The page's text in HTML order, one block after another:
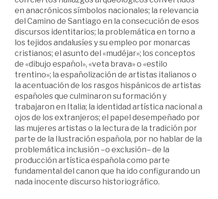
en anacrónicos símbolos nacionales; la relevancia
del Camino de Santiago en la consecución de esos
discursos identitarios; la problemática en torno a
los tejidos andalusíes y su empleo por monarcas
cristianos; el asunto del «mudéjar»; los conceptos
de «dibujo español», «veta brava» o «estilo
trentino»; la españolización de artistas italianos o
la acentuación de los rasgos hispánicos de artistas
españoles que culminaron su formación y
trabajaron en Italia; la identidad artística nacional a
ojos de los extranjeros; el papel desempeñado por
las mujeres artistas o la lectura de la tradición por
parte de la Ilustración española, por no hablar de la
problemática inclusión –o exclusión– de la
producción artística española como parte
fundamental del canon que ha ido configurando un
nada inocente discurso historiográfico.